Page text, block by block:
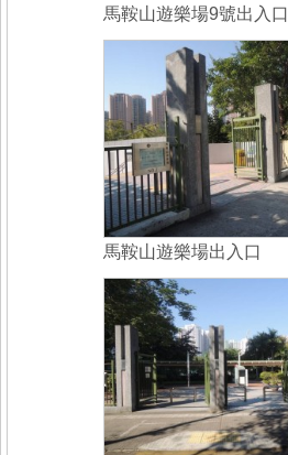
馬鞍山遊樂場9號出入口
馬鞍山遊樂場出入口